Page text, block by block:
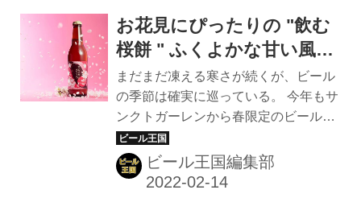
お花見にぴったりの "飲む
桜餅 " ふくよかな甘い風味
で春の息吹を感じる季節限
定「サンクトガーレン さ
くら」2/24発売！
まだまだ凍える寒さが続くが、ビール
の季節は確実に巡っている。 今年もサ
ンクトガーレンから春限定のビール
「サンクトガーレン さくら」が登場。
2022年2月24日（木）から、4月中旬
まで公式ショップ他、サンクトガーレ
ビール王国編集部